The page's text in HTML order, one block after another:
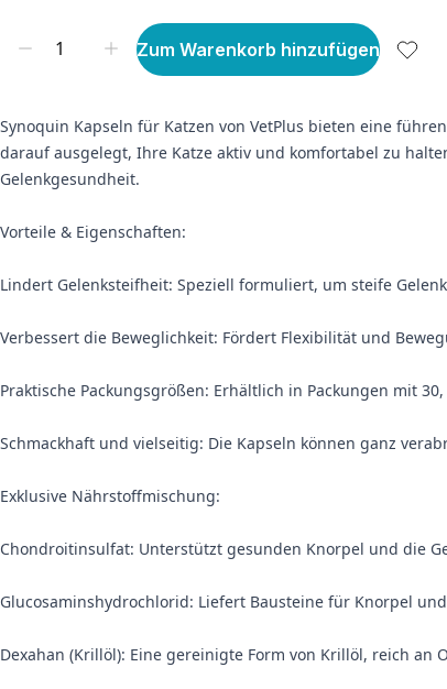
Zum Warenkorb hinzufügen
Synoquin Kapseln für Katzen von VetPlus bieten eine
darauf ausgelegt, Ihre Katze aktiv und komfortabel zu
Gelenkgesundheit.
Vorteile & Eigenschaften:
Lindert Gelenksteifheit: Speziell formuliert, um steife
Verbessert die Beweglichkeit: Fördert Flexibilität und
Praktische Packungsgrößen: Erhältlich in Packungen mit
Schmackhaft und vielseitig: Die Kapseln können ganz
Exklusive Nährstoffmischung:
Chondroitinsulfat: Unterstützt gesunden Knorpel und die
Glucosaminshydrochlorid: Liefert Bausteine für Knorpel
Dexahan (Krillöl): Eine gereinigte Form von Krillöl, reich